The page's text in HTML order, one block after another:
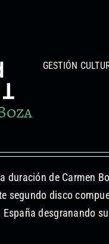
GESTIÓN
duración de Carmen
segundo disco
desgranando